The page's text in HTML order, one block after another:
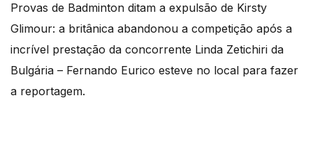
Provas de Badminton ditam a expulsão de Kirsty
Glimour: a britânica abandonou a competição após a
incrível prestação da concorrente Linda Zetichiri da
Bulgária – Fernando Eurico esteve no local para fazer
a reportagem.